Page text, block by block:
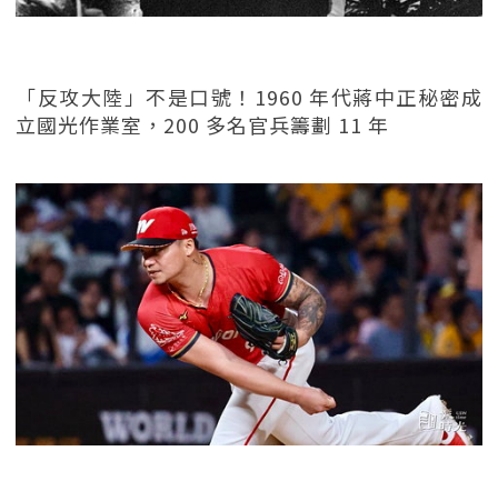
「反攻大陸」不是口號！1960 年代蔣中正秘密成
立國光作業室，200 多名官兵籌劃 11 年